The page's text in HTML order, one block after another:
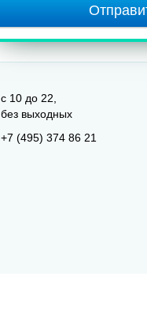
c 10 до 22,
без выходных
+7 (495) 374 86 21